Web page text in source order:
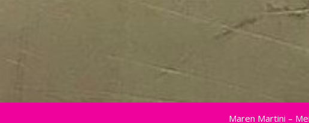
Maren Martini –